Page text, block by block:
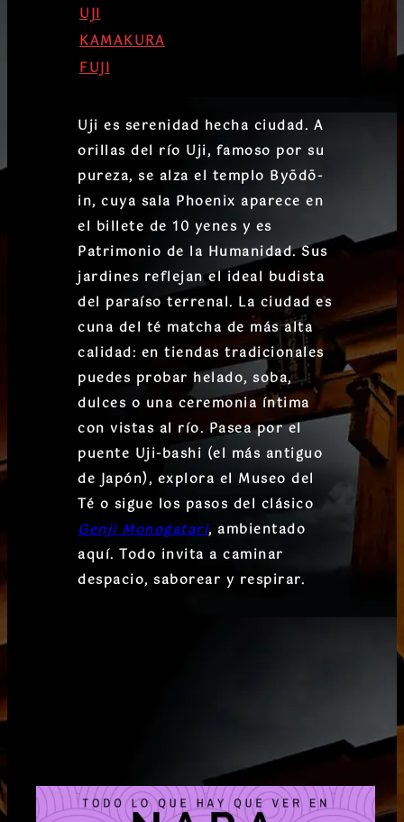
UJI
KAMAKURA
FUJI
Uji es serenidad hecha ciudad. A
orillas del río Uji, famoso por su
pureza, se alza el templo Byōdō-
in, cuya sala Phoenix aparece en
el billete de 10 yenes y es
Patrimonio de la Humanidad. Sus
jardines reflejan el ideal budista
del paraíso terrenal. La ciudad es
cuna del té matcha de más alta
calidad: en tiendas tradicionales
puedes probar helado, soba,
dulces o una ceremonia íntima
con vistas al río. Pasea por el
puente Uji-bashi (el más antiguo
de Japón), explora el Museo del
Té o sigue los pasos del clásico
Genji Monogatari, ambientado
aquí. Todo invita a caminar
despacio, saborear y respirar.